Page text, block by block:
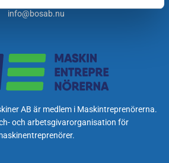
info@bosab.nu
AB är medlem i Maskintreprenörerna.
och arbetsgivarorganisation för